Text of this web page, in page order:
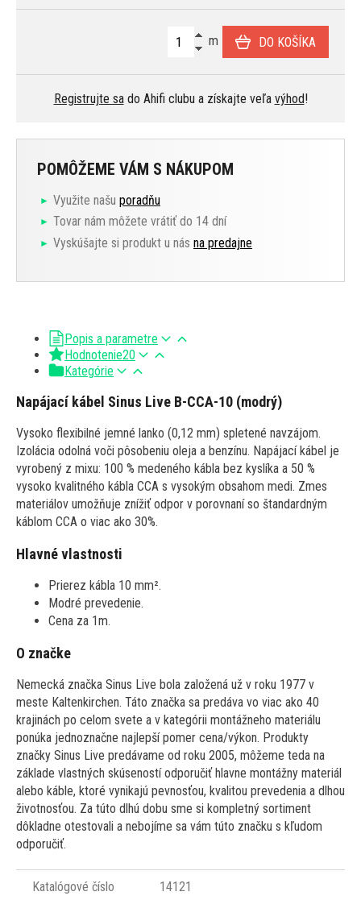
m DO KOŠÍKA
Registrujte sado Ahifi clubu a získajte veľa výhod!
POMÔŽEME VÁM S NÁKUPOM
Využite našu poradňu
Tovar nám môžete vrátiť do 14 dní
Vyskúšajte si produkt u nás na predajne
Popis a parametre
Hodnotenie20
Kategórie
Napájací kábel Sinus Live B-CCA-10 (modrý)
Vysoko flexibilné jemné lanko (0,12 mm) spletené navzájom.
Izolácia odolná voči pôsobeniu oleja a benzínu. Napájací kábel je
vyrobený z mixu: 100 % medeného kábla bez kyslíka a 50 %
vysoko kvalitného kábla CCA s vysokým obsahom medi. Zmes
materiálov umožňuje znížiť odpor v porovnaní so štandardným
káblom CCA o viac ako 30%.
Hlavné vlastnosti
Prierez kábla 10 mm².
Modré prevedenie.
Cena za 1m.
O značke
Nemecká značka Sinus Live bola založená už v roku 1977 v
meste Kaltenkirchen. Táto značka sa predáva vo viac ako 40
krajinách po celom svete a v kategórii montážneho materiálu
ponúka jednoznačne najlepší pomer cena/výkon. Produkty
značky Sinus Live predávame od roku 2005, môžeme teda na
základe vlastných skúseností odporučiť hlavne montážny materiál
alebo káble, ktoré vynikajú pevnosťou, kvalitou prevedenia a dlhou
životnosťou. Za túto dlhú dobu sme si kompletný sortiment
dôkladne otestovali a nebojíme sa vám túto značku s kľudom
odporučiť.
Katalógové číslo 14121